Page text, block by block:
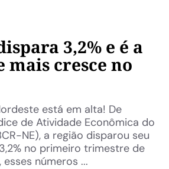
3,2% e é a
mais cresce no
está em alta! De
de Atividade Econômica do
NE), a região disparou seu
no primeiro trimestre de
números ...